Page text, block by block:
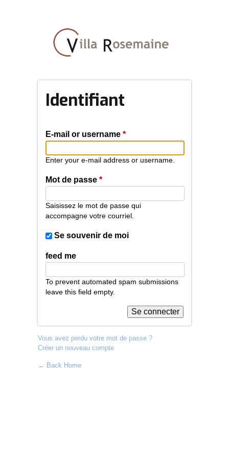
contenu
principal
Identifiant
E-mail or username *
Enter your e-mail address or username.
Mot de passe *
Saisissez le mot de passe qui
accompagne votre courriel.
Se souvenir de moi
feed me
To prevent automated spam submissions
leave this field empty.
Vous avez perdu votre mot de passe ?
Créer un nouveau compte
← Back Home